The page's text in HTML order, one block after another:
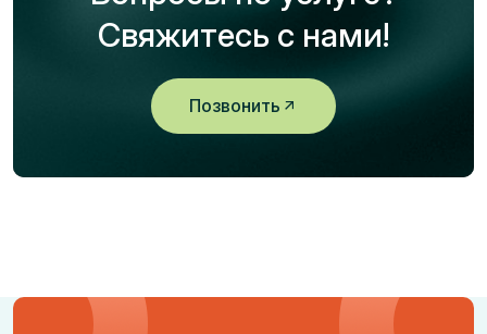
Свяжитесь с нами!
Позвонить